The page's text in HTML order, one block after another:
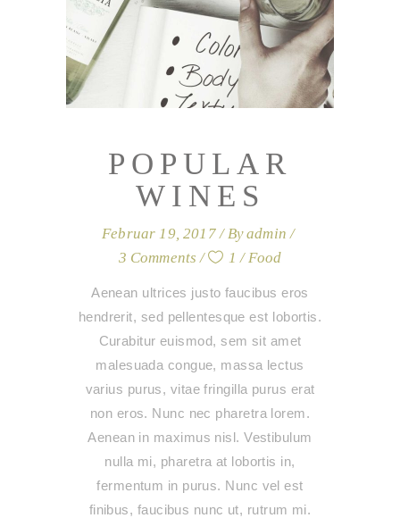
POPULAR
WINES
Februar 19, 2017 Byadmin
3 Comments
1 Food
Aenean ultrices justo faucibus eros
hendrerit, sed pellentesque est lobortis.
Curabitur euismod, sem sit amet
malesuada congue, massa lectus
varius purus, vitae fringilla purus erat
non eros. Nunc nec pharetra lorem.
Aenean in maximus nisl. Vestibulum
nulla mi, pharetra at lobortis in,
fermentum in purus. Nunc vel est
finibus, faucibus nunc ut, rutrum mi.